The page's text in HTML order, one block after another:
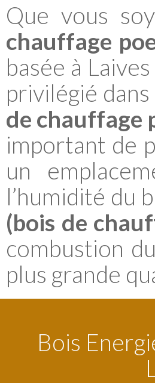
Que vous
chauffage
basée à
privilégié
de chauffage
important de
un
l’humidité du
(bois de
combustion
plus grande
Bois